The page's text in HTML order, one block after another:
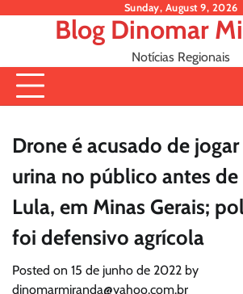
Sunday, August 9, 2026
Blog Dinomar
Notícias Regionais
Drone é acusado de
urina no público antes
Lula, em Minas Gerais;
foi defensivo agrícola
Posted on 15 de junho de 2022 by
dinomarmiranda@yahoo.com.br